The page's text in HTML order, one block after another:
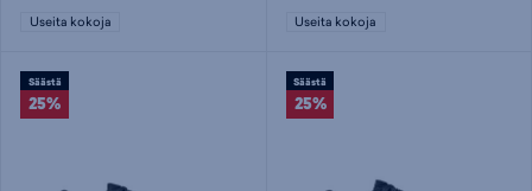
Useita kokoja Useita kokoja
Säästä
25%
Säästä
25%